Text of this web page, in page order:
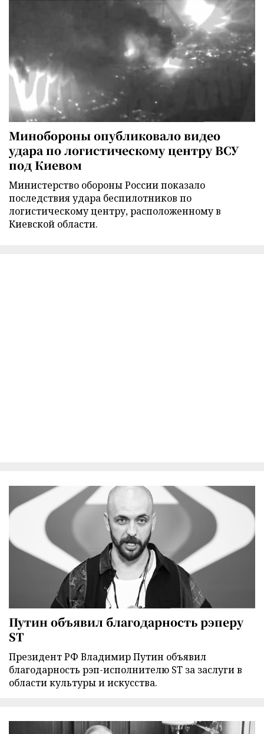
Минобороны опубликовало видео
удара по логистическому центру ВСУ
под Киевом
Министерство обороны России показало
последствия удара беспилотников по
логистическому центру, расположенному в
Киевской области.
Путин объявил благодарность рэперу
ST
Президент РФ Владимир Путин объявил
благодарность рэп-исполнителю ST за заслуги в
области культуры и искусства.